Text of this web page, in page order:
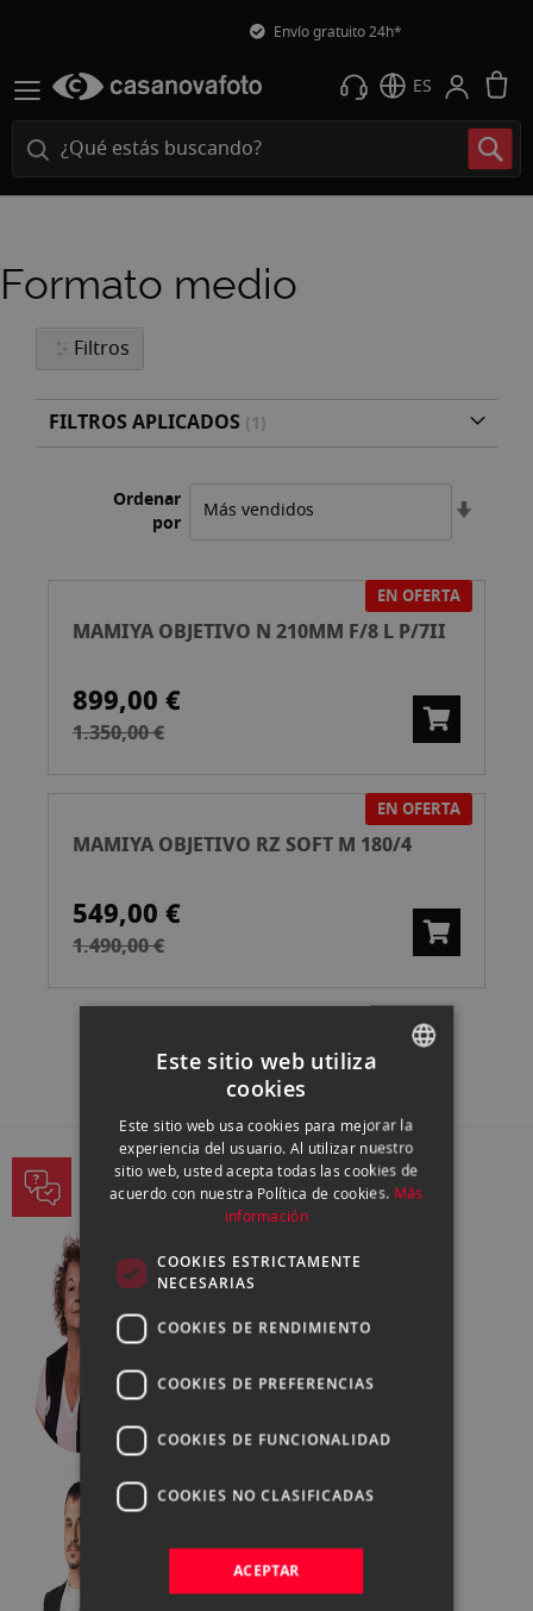
Envío gratuito 24h*
ES
Formato medio
Filtros
FILTROS APLICADOS
Ordenar
por
EN OFERTA
MAMIYA OBJETIVO N 210MM F/8 L P/7II
899,00 €
1.350,00 €
EN OFERTA
MAMIYA OBJETIVO RZ SOFT M 180/4
549,00 €
1.490,00 €
PREGUNTA A NUESTROS EXPERTOS
ENGLISH
CATALAN
Este sitio web utiliza
cookies
Este sitio web usa cookies para mejorar la
experiencia del usuario. Al utilizar nuestro
sitio web, usted acepta todas las cookies de
acuerdo con nuestra Política de cookies. Más
información
COOKIES ESTRICTAMENTE
NECESARIAS
COOKIES DE RENDIMIENTO
COOKIES DE PREFERENCIAS
COOKIES DE FUNCIONALIDAD
COOKIES NO CLASIFICADAS
ACEPTAR